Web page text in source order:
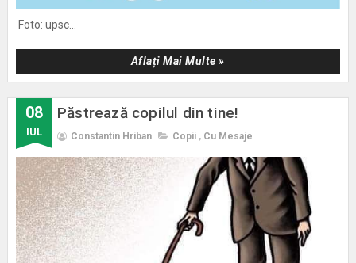
Foto: upsc...
Aflați Mai Multe »
08
IUL
Păstrează copilul din tine!
Constantin Hriban Copii , Cu Mesaje